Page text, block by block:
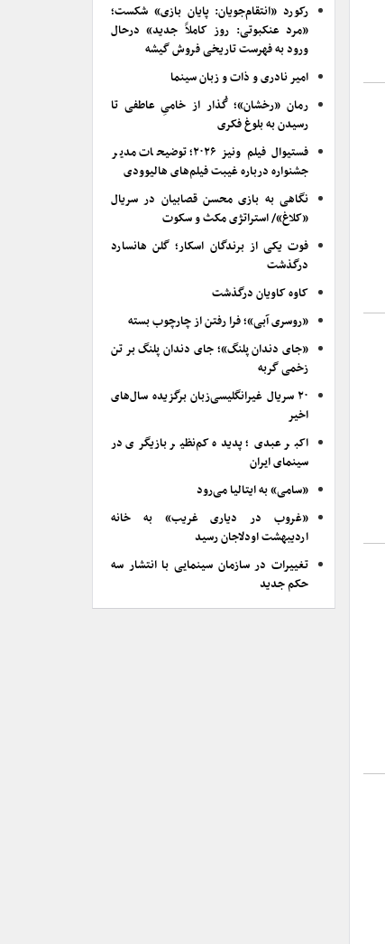
رکورد «انتقام‌جویان: پایان بازی» شکست؛
«مرد عنکبوتی: روز کاملاً جدید» درحال
ورود به فهرست تاریخی فروش گیشه
امیر نادری و ذات و زبان سینما
رمان «رخشان»؛ گُذار از خامیِ عاطفی تا
رسیدن به بلوغ فکری
فستیوال فیلم ونیز ۲۰۲۶؛ توضیحات مدیر
جشنواره درباره غیبت فیلم‌های هالیوودی
نگاهی به بازی محسن قصابیان در سریال
«کلاغ»/ استراتژی مکث و سکوت
فوت یکی از برندگان اسکار؛ گلن هانسارد
درگذشت
کاوه کاویان درگذشت
«روسری آبی»؛ فرا رفتن از چارچوب بسته
«جای دندان پلنگ»؛ جای دندان پلنگ بر تن
زخمی گربه
۲۰ سریال غیرانگلیسی‌زبان برگزیده سال‌های
اخیر
اکبر عبدی؛ پدیده کم‌نظیر بازیگری در
سینمای ایران
«سامی» به ایتالیا می‌رود
«غروب در دیاری غریب» به خانه
اردیبهشت اودلاجان رسید
تغییرات در سازمان سینمایی با انتشار سه
حکم جدید